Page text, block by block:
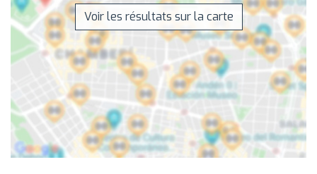
Voir les résultats sur la carte